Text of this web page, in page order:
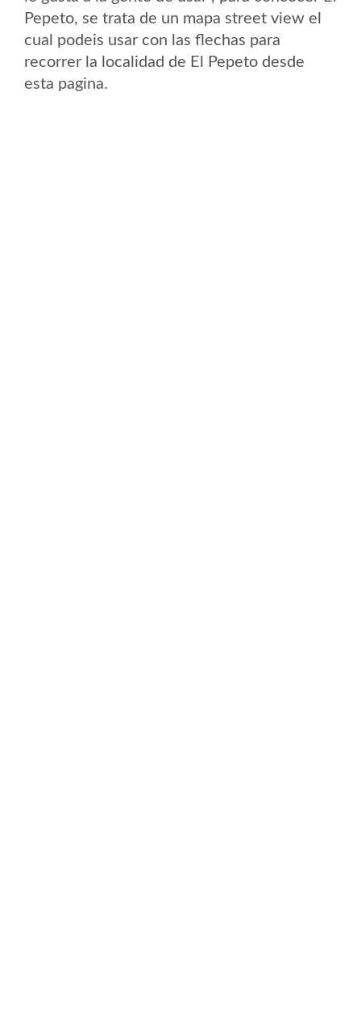
Pepeto, se trata de un mapa street view el
cual podeis usar con las flechas para
recorrer la localidad de El Pepeto desde
esta pagina.